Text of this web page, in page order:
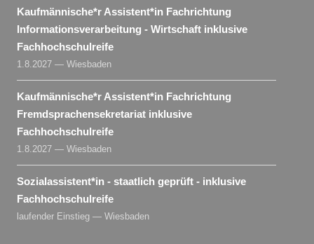
Kaufmännische*r Assistent​*in Fachrichtung
Informationsverarbeitung - Wirtschaft inklusive
Fachhochschulreife
1.8.2027 — Wiesbaden
Kaufmännische*r Assistent​*in Fachrichtung
Fremdsprachensekretariat inklusive
Fachhochschulreife
1.8.2027 — Wiesbaden
Sozialassistent​*in - staatlich geprüft - inklusive
Fachhochschulreife
laufender Einstieg — Wiesbaden